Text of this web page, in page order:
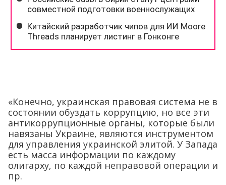
«Конечно, украинская правовая система не в
состоянии обуздать коррупцию, но все эти
антикоррупционные органы, которые были
навязаны Украине, являются инструментом
для управления украинской элитой. У Запада
есть масса информации по каждому
олигарху, по каждой неправовой операции и
пр.